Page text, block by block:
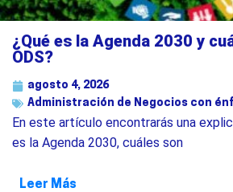
¿Qué es la Agenda 2030 y
ODS?
agosto 4, 2026
Administración de Negocios con
En este artículo encontrarás una
es la Agenda 2030, cuáles son
Leer Más